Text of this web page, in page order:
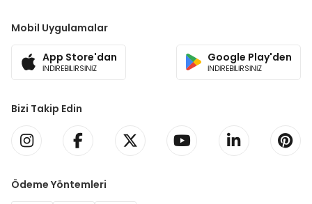
Mobil Uygulamalar
App Store'dan
İNDİREBİLİRSİNİZ
Google Play'den
İNDİREBİLİRSİNİZ
Bizi Takip Edin
Ödeme Yöntemleri